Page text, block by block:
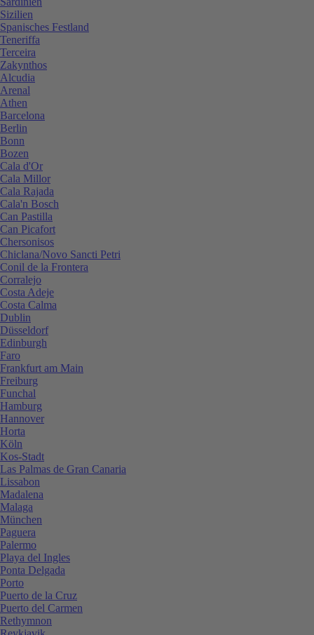
Sizilien
Spanisches Festland
Teneriffa
Terceira
Zakynthos
Alcudia
Arenal
Athen
Barcelona
Berlin
Bonn
Bozen
Cala d'Or
Cala Millor
Cala Rajada
Cala'n Bosch
Can Pastilla
Can Picafort
Chersonisos
Chiclana/Novo Sancti Petri
Conil de la Frontera
Corralejo
Costa Adeje
Costa Calma
Dublin
Düsseldorf
Edinburgh
Faro
Frankfurt am Main
Freiburg
Funchal
Hamburg
Hannover
Horta
Köln
Kos-Stadt
Las Palmas de Gran Canaria
Lissabon
Madalena
Malaga
München
Paguera
Palermo
Playa del Ingles
Ponta Delgada
Porto
Puerto de la Cruz
Puerto del Carmen
Rethymnon